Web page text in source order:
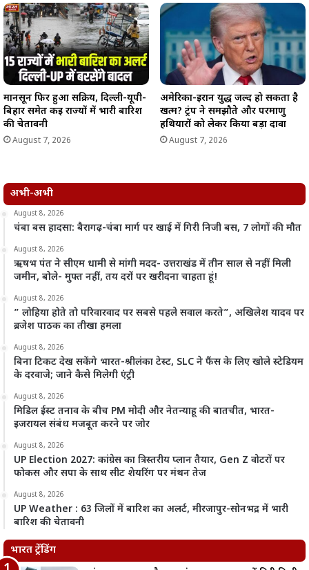
मानसून फिर हुआ सक्रिय, दिल्ली-यूपी-
बिहार समेत कई राज्यों में भारी बारिश
की चेतावनी
August 7, 2026
अमेरिका-ईरान युद्ध जल्द हो सकता है
खत्म? ट्रंप ने समझौते और परमाणु
हथियारों को लेकर किया बड़ा दावा
August 7, 2026
अभी-अभी
August 8, 2026
चंबा बस हादसा: बैरागढ़-चंबा मार्ग पर खाई में गिरी निजी बस, 7 लोगों की मौत
August 8, 2026
ऋषभ पंत ने सीएम धामी से मांगी मदद- उत्तराखंड में तीन साल से नहीं मिली
जमीन, बोले- मुफ्त नहीं, तय दरों पर खरीदना चाहता हूं!
August 8, 2026
” लोहिया होते तो परिवारवाद पर सबसे पहले सवाल करते”, अखिलेश यादव पर
ब्रजेश पाठक का तीखा हमला
August 8, 2026
बिना टिकट देख सकेंगे भारत-श्रीलंका टेस्ट, SLC ने फैंस के लिए खोले स्टेडियम
के दरवाजे; जाने कैसे मिलेगी एंट्री
August 8, 2026
मिडिल ईस्ट तनाव के बीच PM मोदी और नेतन्याहू की बातचीत, भारत-
इजरायल संबंध मजबूत करने पर जोर
August 8, 2026
UP Election 2027: कांग्रेस का त्रिस्तरीय प्लान तैयार, Gen Z वोटरों पर
फोकस और सपा के साथ सीट शेयरिंग पर मंथन तेज
August 8, 2026
UP Weather : 63 जिलों में बारिश का अलर्ट, मीरजापुर-सोनभद्र में भारी
बारिश की चेतावनी
भारत ट्रेंडिंग